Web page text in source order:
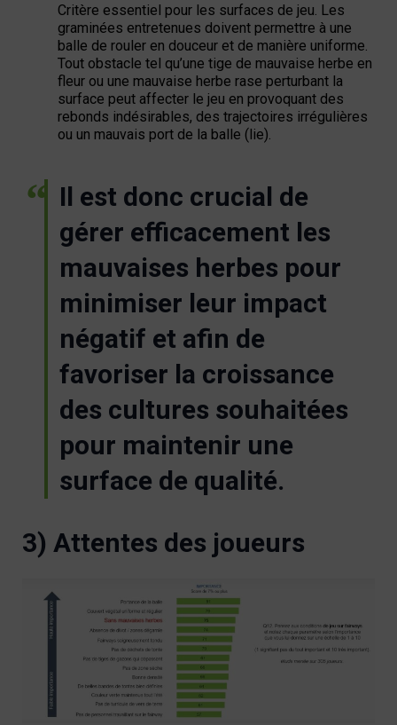
Critère essentiel pour les surfaces de jeu. Les
graminées entretenues doivent permettre à une
balle de rouler en douceur et de manière uniforme.
Tout obstacle tel qu’une tige de mauvaise herbe en
fleur ou une mauvaise herbe rase perturbant la
surface peut affecter le jeu en provoquant des
rebonds indésirables, des trajectoires irrégulières
ou un mauvais port de la balle (lie).
Il est donc crucial de
gérer efficacement les
mauvaises herbes pour
minimiser leur impact
négatif et afin de
favoriser la croissance
des cultures souhaitées
pour maintenir une
surface de qualité.
3) Attentes des joueurs